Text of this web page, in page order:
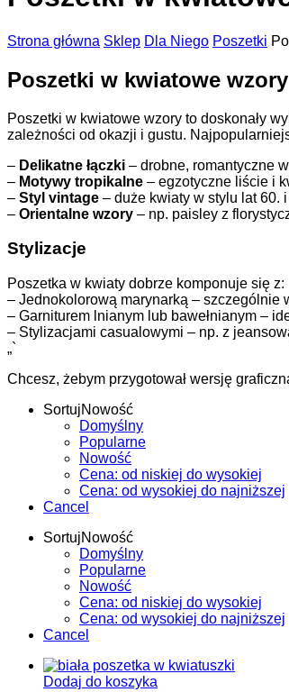
Strona główna Sklep Dla Niego Poszetki
Poszetki w kwiatowe wzory
Poszetki w kwiatowe wzory to doskonały
zależności od okazji i gustu.
– Delikatne łączki – drobne, romantyczne
– Motywy tropikalne – egzotyczne liście i
– Styl vintage – duże kwiaty w stylu lat 60. i
– Orientalne wzory – np. paisley z
Stylizacje
Poszetka w kwiaty dobrze komponuje się z:
– Jednokolorową marynarką – szczególnie
– Garniturem lnianym lub bawełnianym –
– Stylizacjami casualowymi – np. z
„`
Chcesz, żebym przygotował wersję
SortujNowość
Domyślny
Popularne
Nowość
Cena: od niskiej do wysokiej
Cena: od wysokiej do najniższej
Cancel
SortujNowość
Domyślny
Popularne
Nowość
Cena: od niskiej do wysokiej
Cena: od wysokiej do najniższej
Cancel
Dodaj do koszyka